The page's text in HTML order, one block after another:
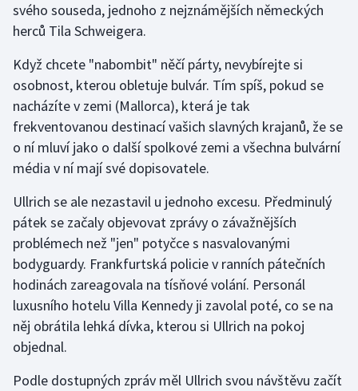
svého souseda, jednoho z nejznámějších německých
herců Tila Schweigera.
Když chcete "nabombit" něčí párty, nevybírejte si
osobnost, kterou obletuje bulvár. Tím spíš, pokud se
nacházíte v zemi (Mallorca), která je tak
frekventovanou destinací vašich slavných krajanů, že se
o ní mluví jako o další spolkové zemi a všechna bulvární
média v ní mají své dopisovatele.
Ullrich se ale nezastavil u jednoho excesu. Předminulý
pátek se začaly objevovat zprávy o závažnějších
problémech než "jen" potyčce s nasvalovanými
bodyguardy. Frankfurtská policie v ranních pátečních
hodinách zareagovala na tísňové volání. Personál
luxusního hotelu Villa Kennedy ji zavolal poté, co se na
něj obrátila lehká dívka, kterou si Ullrich na pokoj
objednal.
Podle dostupných zpráv měl Ullrich svou návštěvu začít